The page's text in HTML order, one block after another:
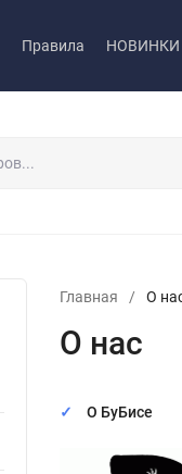
Правила НОВИНКИ
Главная / О
О нас
О БуБисе